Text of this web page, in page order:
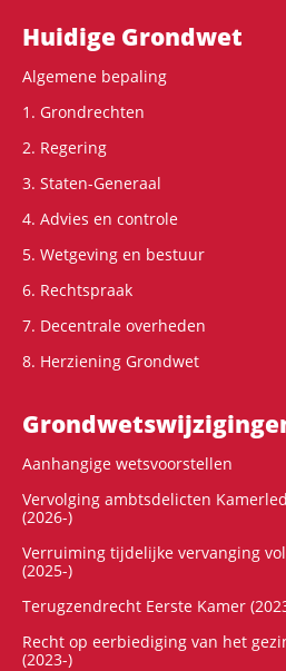
Hoofdnavigatie
Huidige Grondwet
Algemene bepaling
1. Grondrechten
2. Regering
3. Staten-Generaal
4. Advies en controle
5. Wetgeving en bestuur
6. Rechtspraak
7. Decentrale overheden
8. Herziening Grondwet
Aanhangige wetsvoorstellen
Vervolging ambtsdelicten
(2026-)
Verruiming tijdelijke vervanging
(2025-)
Terugzendrecht Eerste Kamer
Recht op eerbiediging van het
(2023-)